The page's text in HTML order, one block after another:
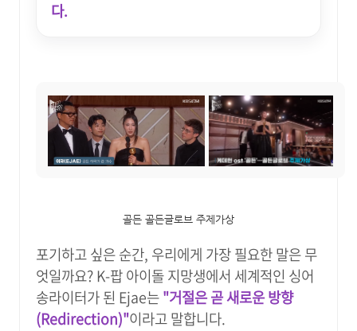
다.
골든 골든글로브 주제가상
포기하고 싶은 순간, 우리에게 가장 필요한 말은 무
엇일까요? K-팝 아이돌 지망생에서 세계적인 싱어
송라이터가 된 Ejae는"거절은 곧 새로운 방향
(Redirection)"이라고 말합니다.